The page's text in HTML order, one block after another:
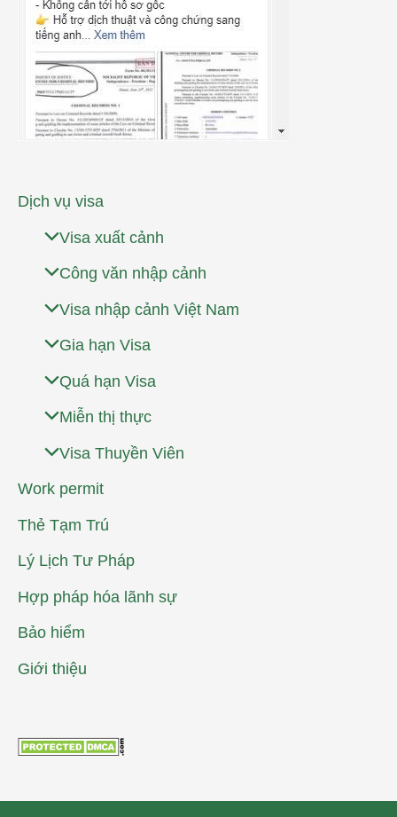
Dịch vụ visa
Visa xuất cảnh
Công văn nhập cảnh
Visa nhập cảnh Việt Nam
Gia hạn Visa
Quá hạn Visa
Miễn thị thực
Visa Thuyền Viên
Work permit
Thẻ Tạm Trú
Lý Lịch Tư Pháp
Hợp pháp hóa lãnh sự
Bảo hiểm
Giới thiệu